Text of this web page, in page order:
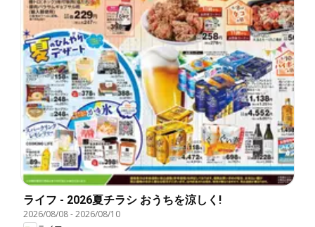
ライフ - 2026夏チラシ おうちを涼しく!
2026/08/08-2026/08/10